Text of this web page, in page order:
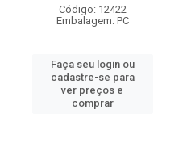
Código: 12422
Embalagem: PC
Faça seu login ou
cadastre-se para
ver preços e
comprar